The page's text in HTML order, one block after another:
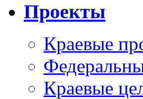
Проекты
Краевые
Краевые